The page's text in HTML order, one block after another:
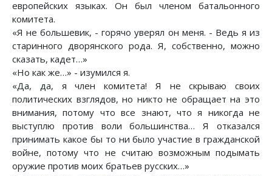
европейских языках. Он был членом батальонного
комитета.
«Я не большевик, - горячо уверял он меня. - Ведь я из
старинного дворянского рода. Я, собственно, можно
сказать, кадет…»
«Но как же…» - изумился я.
«Да, да, я член комитета! Я не скрываю своих
политических взглядов, но никто не обращает на это
внимания, потому что все знают, что я никогда не
выступлю против воли большинства… Я отказался
принимать какое бы то ни было участие в гражданской
войне, потому что не считаю возможным подымать
оружие против моих братьев русских…»